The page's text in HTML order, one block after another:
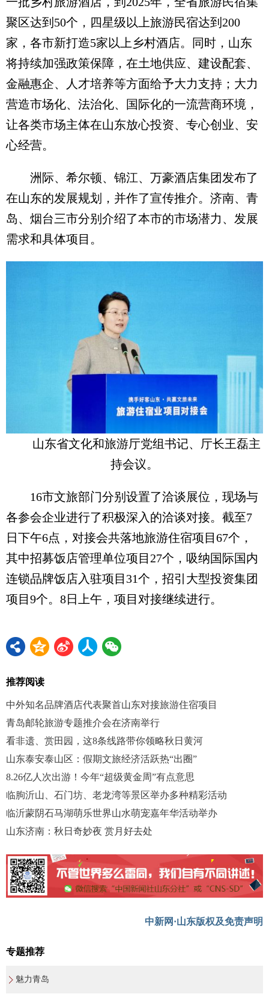
聚区达到50个，四星级以上旅游民宿达到200
家，各市新打造5家以上乡村酒店。同时，山东
将持续加强政策保障，在土地供应、建设配套、
金融惠企、人才培养等方面给予大力支持；大力
营造市场化、法治化、国际化的一流营商环境，
让各类市场主体在山东放心投资、专心创业、安
心经营。
洲际、希尔顿、锦江、万豪酒店集团发布了
在山东的发展规划，并作了宣传推介。济南、青
岛、烟台三市分别介绍了本市的市场潜力、发展
需求和具体项目。
山东省文化和旅游厅党组书记、厅长王磊主
持会议。
16市文旅部门分别设置了洽谈展位，现场与
各参会企业进行了积极深入的洽谈对接。截至7
日下午6点，对接会共落地旅游住宿项目67个，
其中招募饭店管理单位项目27个，吸纳国际国内
连锁品牌饭店入驻项目31个，招引大型投资集团
项目9个。8日上午，项目对接继续进行。
推荐阅读
中外知名品牌酒店代表聚首山东对接旅游住宿项目
青岛邮轮旅游专题推介会在济南举行
看非遗、赏田园，这8条线路带你领略秋日黄河
山东泰安泰山区：假期文旅经济活跃热“出圈”
8.26亿人次出游！今年“超级黄金周”有点意思
临朐沂山、石门坊、老龙湾等景区举办多种精彩活动
临沂蒙阴石马湖萌乐世界山水萌宠嘉年华活动举办
山东济南：秋日奇妙夜 赏月好去处
中新网·山东版权及免责声明
专题推荐
魅力青岛